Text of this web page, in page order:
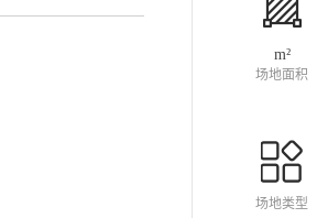
m²
场地面积
场地类型